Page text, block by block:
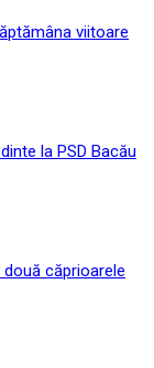
viitoare
la PSD Bacău
căprioarele